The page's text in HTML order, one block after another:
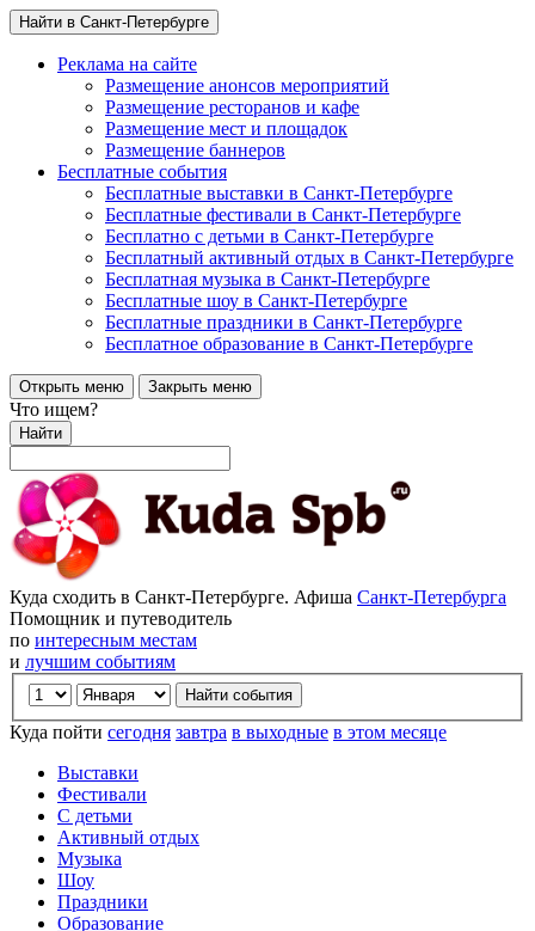
Найти в Санкт-Петербурге
Реклама на сайте
Размещение анонсов мероприятий
Размещение ресторанов и кафе
Размещение мест и площадок
Размещение баннеров
Бесплатные события
Бесплатные выставки в Санкт-Петербурге
Бесплатные фестивали в Санкт-Петербурге
Бесплатно с детьми в Санкт-Петербурге
Бесплатный активный отдых в Санкт-Петербурге
Бесплатная музыка в Санкт-Петербурге
Бесплатные шоу в Санкт-Петербурге
Бесплатные праздники в Санкт-Петербурге
Бесплатное образование в Санкт-Петербурге
Открыть меню Закрыть меню
Что ищем?
Найти
Куда сходить в Санкт-Петербурге. Афиша Санкт-Петербурга
Помощник и путеводитель
по интересным местам
и лучшим событиям
Куда пойти сегодня завтра в выходные в этом месяце
Выставки
Фестивали
С детьми
Активный отдых
Музыка
Шоу
Праздники
Образование